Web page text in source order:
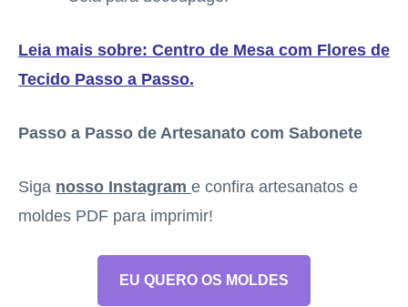
Leia mais sobre: Centro de Mesa com Flores de
Tecido Passo a Passo.
Passo a Passo de Artesanato com Sabonete
Siga nosso Instagram e confira artesanatos e
moldes PDF para imprimir!
EU QUERO OS MOLDES